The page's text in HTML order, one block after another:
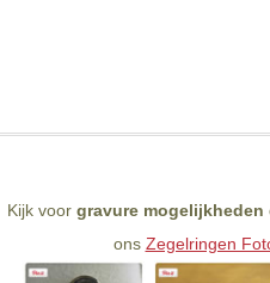
Kijk voor gravure mogelijkheden
ons Zegelringen